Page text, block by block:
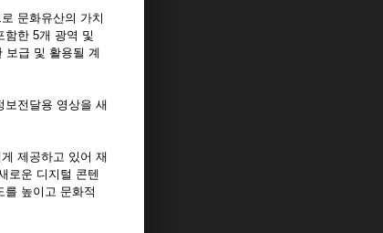
문화유산의 가치
함한 5개 광역 및
보급 및 활용될 계
전달용 영상을 새
제공하고 있어 재
로운 디지털 콘텐
높이고 문화적